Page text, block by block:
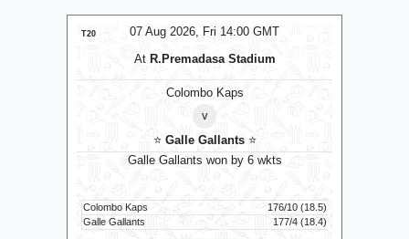
07 Aug 2026, Fri 14:00 GMT
T20
At R.Premadasa Stadium
Colombo Kaps
v
⭐Galle Gallants ⭐
Galle Gallants won by 6 wkts
Colombo Kaps
176/10 (18.5)
Galle Gallants
177/4 (18.4)